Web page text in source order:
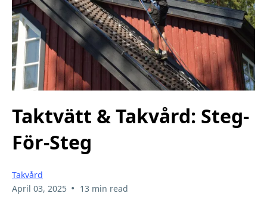
Taktvätt & Takvård: Steg-
För-Steg
Takvård
April 03, 2025 • 13 min read